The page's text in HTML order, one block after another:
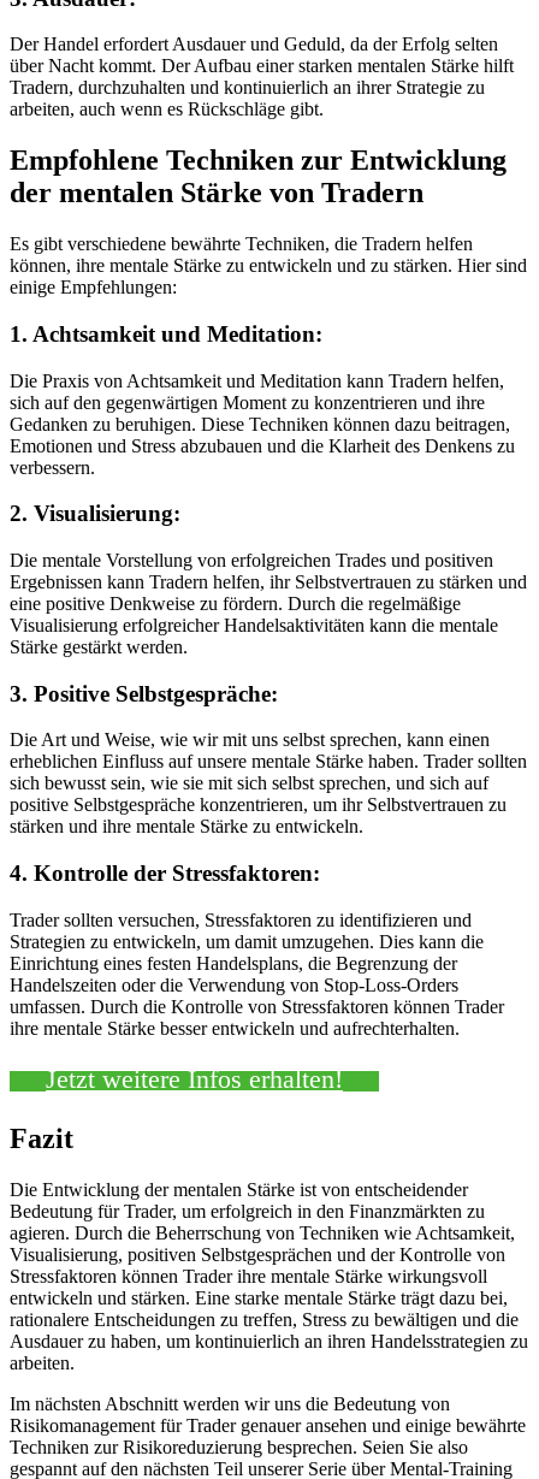
Der Handel erfordert Ausdauer und Geduld, da der Erfolg selten
über Nacht kommt. Der Aufbau einer starken mentalen Stärke hilft
Tradern, durchzuhalten und kontinuierlich an ihrer Strategie zu
arbeiten, auch wenn es Rückschläge gibt.
Empfohlene Techniken zur Entwicklung
der mentalen Stärke von Tradern
Es gibt verschiedene bewährte Techniken, die Tradern helfen
können, ihre mentale Stärke zu entwickeln und zu stärken. Hier sind
einige Empfehlungen:
1. Achtsamkeit und Meditation:
Die Praxis von Achtsamkeit und Meditation kann Tradern helfen,
sich auf den gegenwärtigen Moment zu konzentrieren und ihre
Gedanken zu beruhigen. Diese Techniken können dazu beitragen,
Emotionen und Stress abzubauen und die Klarheit des Denkens zu
verbessern.
2. Visualisierung:
Die mentale Vorstellung von erfolgreichen Trades und positiven
Ergebnissen kann Tradern helfen, ihr Selbstvertrauen zu stärken und
eine positive Denkweise zu fördern. Durch die regelmäßige
Visualisierung erfolgreicher Handelsaktivitäten kann die mentale
Stärke gestärkt werden.
3. Positive Selbstgespräche:
Die Art und Weise, wie wir mit uns selbst sprechen, kann einen
erheblichen Einfluss auf unsere mentale Stärke haben. Trader sollten
sich bewusst sein, wie sie mit sich selbst sprechen, und sich auf
positive Selbstgespräche konzentrieren, um ihr Selbstvertrauen zu
stärken und ihre mentale Stärke zu entwickeln.
4. Kontrolle der Stressfaktoren:
Trader sollten versuchen, Stressfaktoren zu identifizieren und
Strategien zu entwickeln, um damit umzugehen. Dies kann die
Einrichtung eines festen Handelsplans, die Begrenzung der
Handelszeiten oder die Verwendung von Stop-Loss-Orders
umfassen. Durch die Kontrolle von Stressfaktoren können Trader
ihre mentale Stärke besser entwickeln und aufrechterhalten.
Jetzt weitere Infos erhalten!
Fazit
Die Entwicklung der mentalen Stärke ist von entscheidender
Bedeutung für Trader, um erfolgreich in den Finanzmärkten zu
agieren. Durch die Beherrschung von Techniken wie Achtsamkeit,
Visualisierung, positiven Selbstgesprächen und der Kontrolle von
Stressfaktoren können Trader ihre mentale Stärke wirkungsvoll
entwickeln und stärken. Eine starke mentale Stärke trägt dazu bei,
rationalere Entscheidungen zu treffen, Stress zu bewältigen und die
Ausdauer zu haben, um kontinuierlich an ihren Handelsstrategien zu
arbeiten.
Im nächsten Abschnitt werden wir uns die Bedeutung von
Risikomanagement für Trader genauer ansehen und einige bewährte
Techniken zur Risikoreduzierung besprechen. Seien Sie also
gespannt auf den nächsten Teil unserer Serie über Mental-Training